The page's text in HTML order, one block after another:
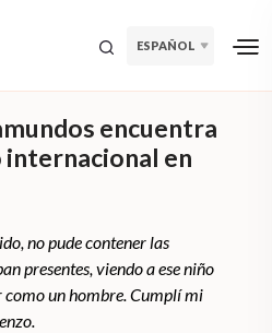
ESPAÑOL
encuentra
en
no pude contener las
presentes, viendo a ese niño
como un hombre. Cumplí mi